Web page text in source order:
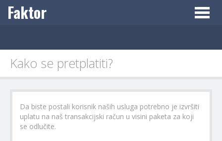
Toggle
Faktor
Kako se pretplatiti?
Da biste postali korisnik naših usluga potrebno je izvršiti
uplatu na naš transakcijski račun u visini paketa za koji
se odlučite.